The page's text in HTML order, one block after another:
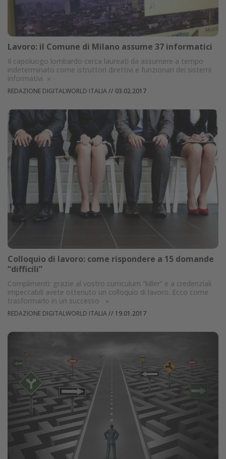
Lavoro: il Comune di Milano assume 37 informatici
Il capoluogo lombardo cerca laureati da assumere a tempo
indeterminato come istruttori direttivi e funzionari dei sistemi
informativi »
REDAZIONE DIGITALWORLD ITALIA// 03.02.2017
Colloquio di lavoro: come rispondere a 15 domande
“difficili”
Complimenti: grazie al vostro curriculum “killer” e a credenziali
impeccabili avete ottenuto un colloquio di lavoro. Ecco come
trasformarlo in un successo
»
REDAZIONE DIGITALWORLD ITALIA// 19.01.2017